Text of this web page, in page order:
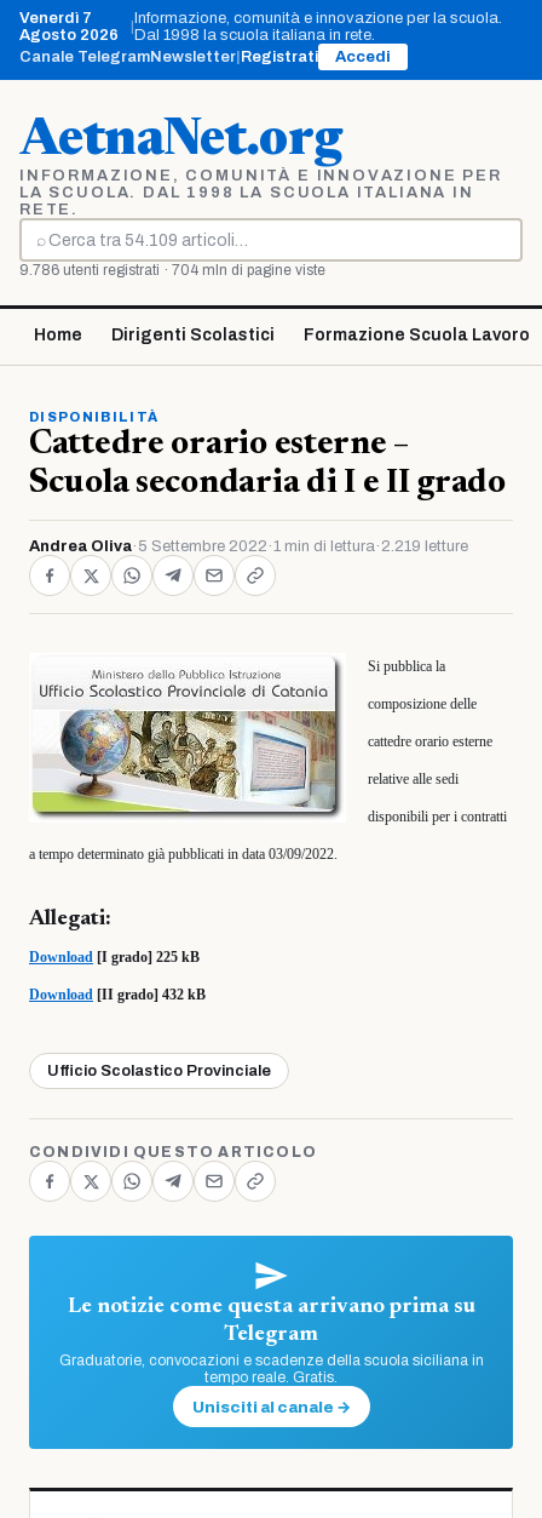
Vai
contenuto
Venerdì 7
Agosto 2026
Informazione, comunità e innovazione per la scuola.
Dal 1998 la scuola italiana in rete.
Canale TelegramNewsletter Registrati Accedi
AetnaNet.org
INFORMAZIONE, COMUNITÀ E INNOVAZIONE PER
LA SCUOLA. DAL 1998 LA SCUOLA ITALIANA IN
RETE.
⌕
Cerca
9.786 utenti registrati · 704 mln di pagine viste
Home Dirigenti Scolastici Formazione Scuola Lavoro
DISPONIBILITÀ
Cattedre orario esterne –
Scuola secondaria di I e II grado
Andrea Oliva· 5 Settembre 2022 ·1 min di lettura· 2.219 letture
Si pubblica la
composizione delle
cattedre orario esterne
relative alle sedi
disponibili per i contratti
a tempo determinato già pubblicati in data 03/09/2022.
Allegati:
Download [I grado] 225 kB
Download [II grado] 432 kB
Ufficio Scolastico Provinciale
CONDIVIDI QUESTO ARTICOLO
Le notizie come questa arrivano prima su
Telegram
Graduatorie, convocazioni e scadenze della scuola siciliana in
tempo reale. Gratis.
Unisciti al canale →